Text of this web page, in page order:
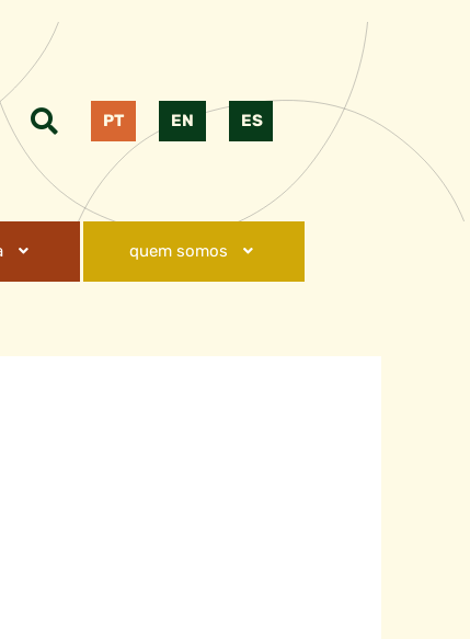
PT EN ES
quem somos